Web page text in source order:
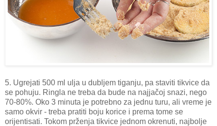
5. Ugrejati 500 ml ulja u dubljem tiganju, pa staviti tikvice da
se pohuju. Ringla ne treba da bude na najjačoj snazi, nego
70-80%. Oko 3 minuta je potrebno za jednu turu, ali vreme je
samo okvir - treba pratiti boju korice i prema tome se
orijentisati. Tokom prženja tikvice jednom okrenuti, najbolje